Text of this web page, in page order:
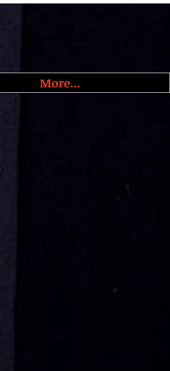
More...